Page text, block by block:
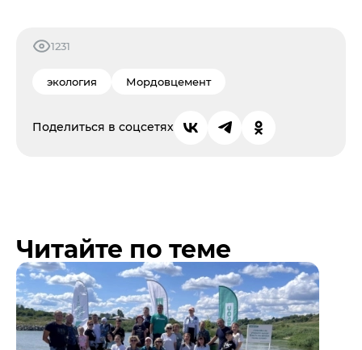
1231
экология Мордовцемент
Поделиться в соцсетях
Читайте по теме